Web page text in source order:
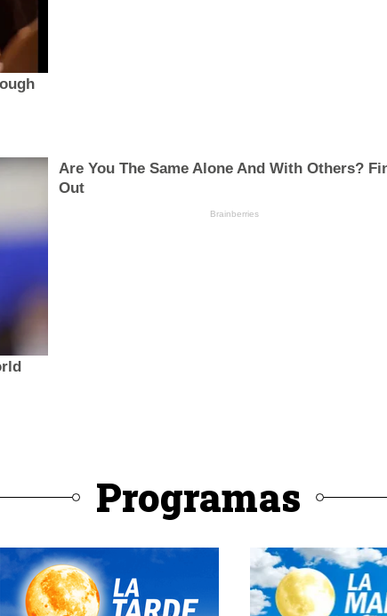
Programas